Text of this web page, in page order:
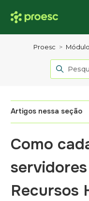
Proesc
Artigos nessa seção
Como
Recursos